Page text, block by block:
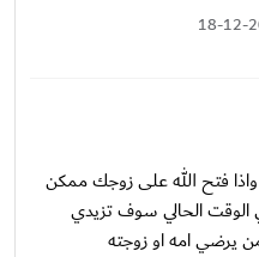
18-12-
فتح الله على زوجك ممكن
الوقت الحالي سوف تزيدي
يرضي امه او زوجته